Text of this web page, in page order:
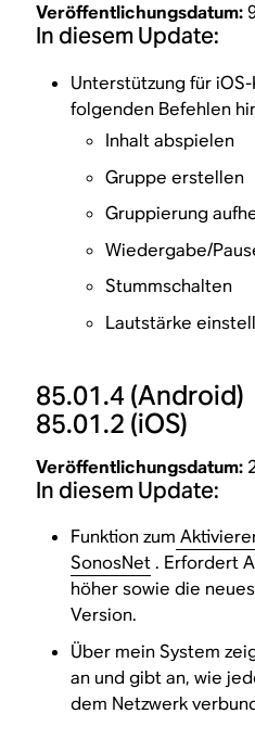
Veröffentlichungsdatum:
In diesem Update:
Unterstützung für
folgenden Befehlen
Inhalt abspielen
Gruppe erstellen
Gruppierung
Wiedergabe/
Stummschalten
Lautstärke
85.01.4(Android)
85.01.2 (iOS)
Veröffentlichungsdatum:
In diesem Update:
Funktion zum
SonosNet. Erfordert
höher sowie die
Version.
Über mein System
an und gibt an, wie
dem Netzwerk